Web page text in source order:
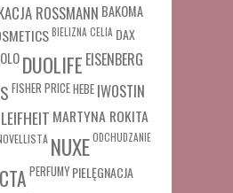
ROSSMANN BAKOMA
BIELIZNA CELIA DAX
DUOLIFE EISENBERG
FISHER PRICEHEBE IWOSTIN
LEIFHEIT MARTYNA ROKITA
NUXEODCHUDZANIE
PERFUMY PIELĘGNACJA